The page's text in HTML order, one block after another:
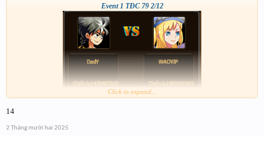
Event 1 TĐC 79 2/12
Click to expand...
14
2 Tháng mười hai 2025